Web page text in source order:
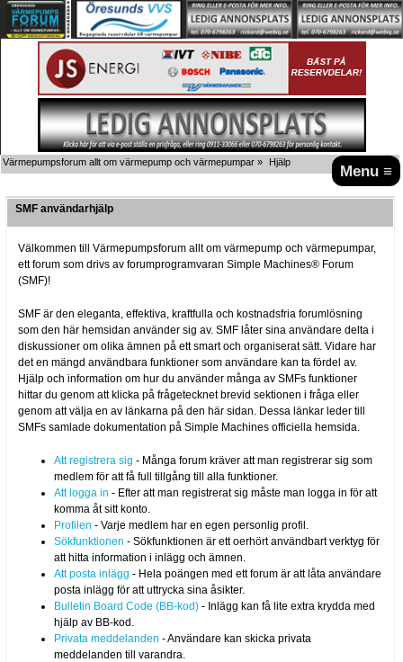
Menu ≡
Värmepumpsforum allt om värmepump och värmepumpar » Hjälp
SMF användarhjälp
Välkommen till Värmepumpsforum allt om värmepump och värmepumpar,
ett forum som drivs av forumprogramvaran Simple Machines® Forum
(SMF)!
SMF är den eleganta, effektiva, kraftfulla och kostnadsfria forumlösning
som den här hemsidan använder sig av. SMF låter sina användare delta i
diskussioner om olika ämnen på ett smart och organiserat sätt. Vidare har
det en mängd användbara funktioner som användare kan ta fördel av.
Hjälp och information om hur du använder många av SMFs funktioner
hittar du genom att klicka på frågetecknet brevid sektionen i fråga eller
genom att välja en av länkarna på den här sidan. Dessa länkar leder till
SMFs samlade dokumentation på Simple Machines officiella hemsida.
Att registrera sig - Många forum kräver att man registrerar sig som
medlem för att få full tillgång till alla funktioner.
Att logga in - Efter att man registrerat sig måste man logga in för att
komma åt sitt konto.
Profilen - Varje medlem har en egen personlig profil.
Sökfunktionen - Sökfunktionen är ett oerhört användbart verktyg för
att hitta information i inlägg och ämnen.
Att posta inlägg - Hela poängen med ett forum är att låta användare
posta inlägg för att uttrycka sina åsikter.
Bulletin Board Code (BB-kod) - Inlägg kan få lite extra krydda med
hjälp av BB-kod.
Privata meddelanden - Användare kan skicka privata
meddelanden till varandra.